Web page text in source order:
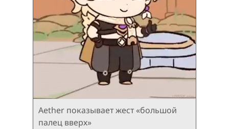
Aether показывает жест «большой
палец вверх»